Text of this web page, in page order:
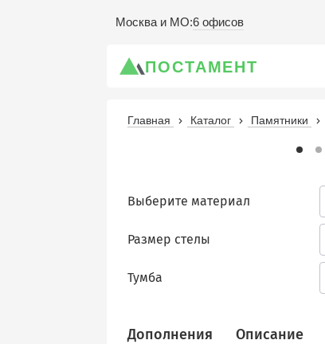
Москва и МО:6 офисов
ПОСТАМЕНТ
Главная Каталог Памятники
Выберите материал
Размер стелы
Тумба
Дополнения Описание